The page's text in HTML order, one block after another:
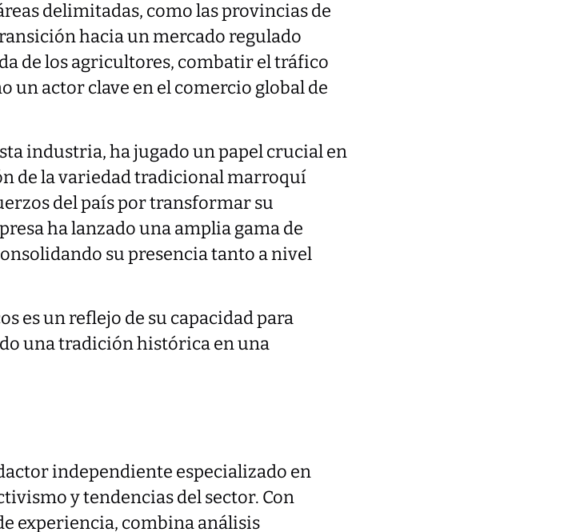
delimitadas, como las provincias de
hacia un mercado regulado
de los agricultores, combatir el tráfico
un actor clave en el comercio global de
industria, ha jugado un papel crucial en
de la variedad tradicional marroquí
del país por transformar su
ha lanzado una amplia gama de
su presencia tanto a nivel
es un reflejo de su capacidad para
una tradición histórica en una
independiente especializado en
y tendencias del sector. Con
experiencia, combina análisis